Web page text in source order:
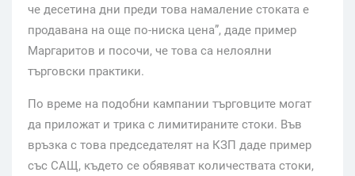
че десетина дни преди това намаление стоката е
продавана на още по-ниска цена”, даде пример
Маргаритов и посочи, че това са нелоялни
търговски практики.
По време на подобни кампании търговците могат
да приложат и трика с лимитираните стоки. Във
връзка с това председателят на КЗП даде пример
със САЩ, където се обявяват количествата стоки,